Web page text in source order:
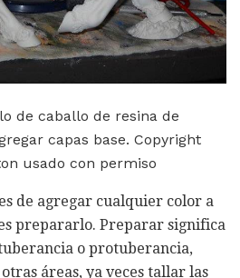
de caballo de resina de
capas base. Copyright
usado con permiso
de agregar cualquier color a
prepararlo. Preparar significa
o protuberancia,
áreas, ya veces tallar las